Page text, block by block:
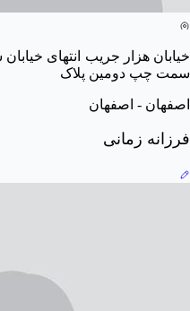
خیابان هزار جریب انتهای
سمت چپ دومین پلاک
اصفهان - اصفهان
فرزانه زمانی